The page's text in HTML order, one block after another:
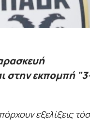
στην εκπομπή
εξελίξεις